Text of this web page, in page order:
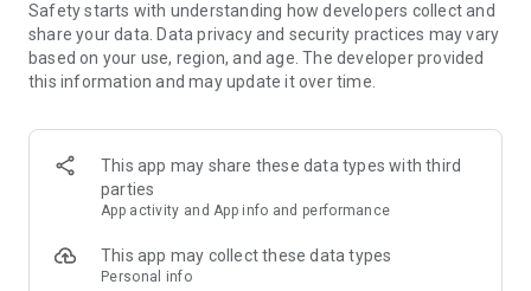
● ✅Registracija novih korisnika - fizička i pravna lica.
● ✅Online dopuna ENP računa putem platnih kartica.
kroz ENP rampe.
● ✅ Naručivanje ENP TAG uređaja direktno iz aplikacije - sa
isporukom na vašu adresu putem kurirske službe.
● ✅ Povezivanje registarskih tablica sa nalogom - za
automatsku
Safety starts with understanding how developers collect and
share your data. Data privacy and security practices may vary
based on your use, region, and age. The developer provided
this information and may update it over time.
This app may share these data types with third
parties
App activity and App info and performance
This app may collect these data types
Personal info